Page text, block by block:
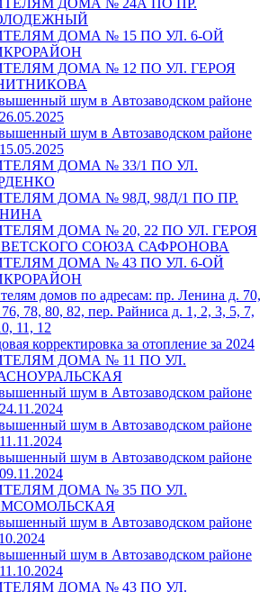
ДОМА № 24А ПО ПР.
ДОМА № 15 ПО УЛ. 6-ОЙ
ДОМА № 12 ПО УЛ. ГЕРОЯ
шум в Автозаводском районе
шум в Автозаводском районе
ДОМА № 33/1 ПО УЛ.
ДОМА № 98Д, 98Д/1 ПО ПР.
ДОМА № 20, 22 ПО УЛ. ГЕРОЯ
СОЮЗА САФРОНОВА
ДОМА № 43 ПО УЛ. 6-ОЙ
домов по адресам: пр. Ленина д. 70,
78, 80, 82, пер. Райниса д. 1, 2, 3, 5, 7,
11, 12
корректировка за отопление за 2024
ДОМА № 11 ПО УЛ.
шум в Автозаводском районе
шум в Автозаводском районе
шум в Автозаводском районе
ДОМА № 35 ПО УЛ.
шум в Автозаводском районе
шум в Автозаводском районе
ДОМА № 43 ПО УЛ.